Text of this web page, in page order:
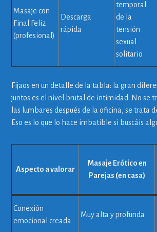
Masaje con
Final Feliz
(profesional)
Descarga
rápida
temporal
de la
tensión
sexual
solitario
Fijaos en un detalle de la tabla: la gran
juntos es el nivel brutal de intimidad. No se
las lumbares después de la oficina, se trata
Eso es lo que lo hace imbatible si buscáis
Aspecto a valorar
Masaje Erótico en
Parejas (en casa)
Conexión
emocional creada
Muy alta y profunda